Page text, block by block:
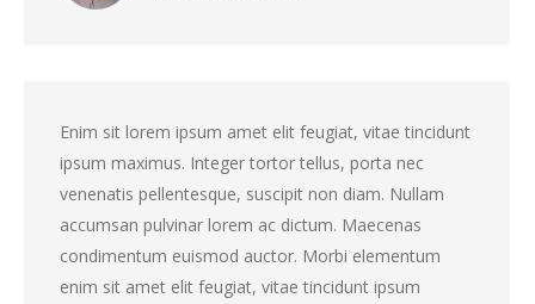
Enim sit lorem ipsum amet elit feugiat, vitae tincidunt
ipsum maximus. Integer tortor tellus, porta nec
venenatis pellentesque, suscipit non diam. Nullam
accumsan pulvinar lorem ac dictum. Maecenas
condimentum euismod auctor. Morbi elementum
enim sit amet elit feugiat, vitae tincidunt ipsum